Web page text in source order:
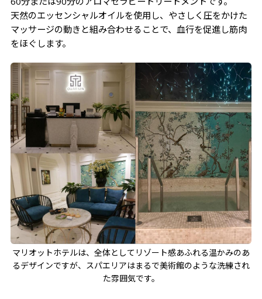
天然のエッセンシャルオイルを使用し、やさしく圧をかけた
マッサージの動きと組み合わせることで、血行を促進し筋肉
をほぐします。
マリオットホテルは、全体としてリゾート感あふれる温かみのあ
るデザインですが、スパエリアはまるで美術館のような洗練され
た雰囲気です。